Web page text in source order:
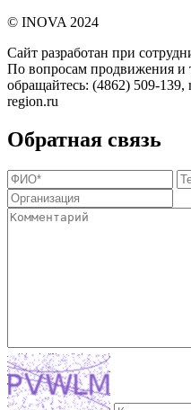
©️ INOVA 2024
Сайт разработан при
По вопросам продвижения и
обращайтесь: (4862) 509-139,
region.ru
Обратная связь